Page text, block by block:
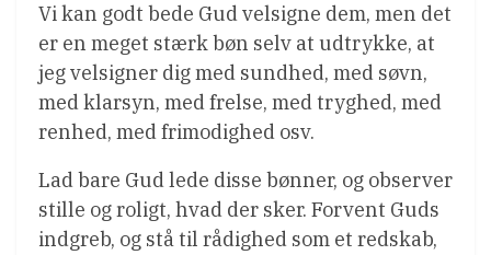
Vi kan godt bede Gud velsigne dem, men det
er en meget stærk bøn selv at udtrykke, at
jeg velsigner dig med sundhed, med søvn,
med klarsyn, med frelse, med tryghed, med
renhed, med frimodighed osv.
Lad bare Gud lede disse bønner, og observer
stille og roligt, hvad der sker. Forvent Guds
indgreb, og stå til rådighed som et redskab,